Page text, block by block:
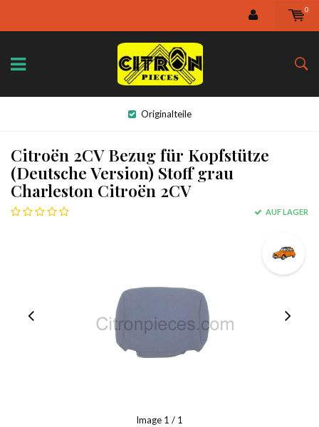
0
Originalteile
Citroën 2CV Bezug für Kopfstütze
(Deutsche Version) Stoff grau
Charleston Citroën 2CV
AUF LAGER
Image 1 / 1